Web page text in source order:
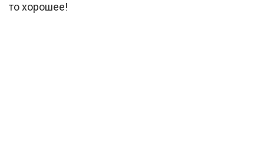
то хорошее!